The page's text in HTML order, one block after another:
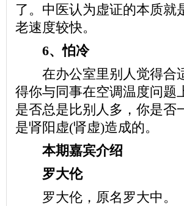
了。中医认为虚证的本质就
老速度较快。
6、怕冷
在办公室里别人觉得合
得你与同事在空调温度问题
是否总是比别人多，你是否
是肾阳虚(肾虚)造成的。
本期嘉宾介绍
罗大伦
罗大伦，原名罗大中。